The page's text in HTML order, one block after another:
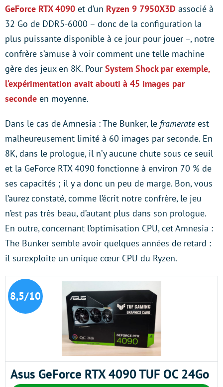
GeForce RTX 4090 et d’un Ryzen 9 7950X3D associé à
32 Go de DDR5-6000 – donc de la configuration la
plus puissante disponible à ce jour pour jouer –, notre
confrère s’amuse à voir comment une telle machine
gère des jeux en 8K. Pour System Shock par exemple,
l’expérimentation avait abouti à 45 images par
seconde en moyenne.
Dans le cas de Amnesia : The Bunker, le framerateest
malheureusement limité à 60 images par seconde. En
8K, dans le prologue, il n’y aucune chute sous ce seuil
et la GeForce RTX 4090 fonctionne à environ 70 % de
ses capacités ; il y a donc un peu de marge. Bon, vous
l’aurez constaté, comme l’écrit notre confrère, le jeu
n’est pas très beau, d’autant plus dans son prologue.
En outre, concernant l’optimisation CPU, cet Amnesia :
The Bunker semble avoir quelques années de retard :
il surexploite un unique cœur CPU du Ryzen.
8,5/10
Asus GeForce RTX 4090 TUF OC 24Go